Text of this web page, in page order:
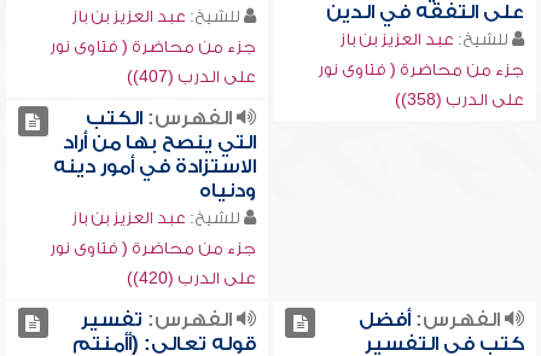
على التفقه في الدين
للشيخ: عبد العزيز بن باز
جزء من محاضرة ( فتاوى نور
على الدرب (358))
للشيخ: عبد العزيز بن باز
جزء من محاضرة ( فتاوى نور
على الدرب (407))
الفهرس:الكتب
التي ينصح بها من أراد
الاستزادة في أمور دينه
ودنياه
للشيخ: عبد العزيز بن باز
جزء من محاضرة ( فتاوى نور
على الدرب (420))
الفهرس:أفضل
كتب في التفسير
الفهرس: تفسير
قوله تعالى: (أأمنتم